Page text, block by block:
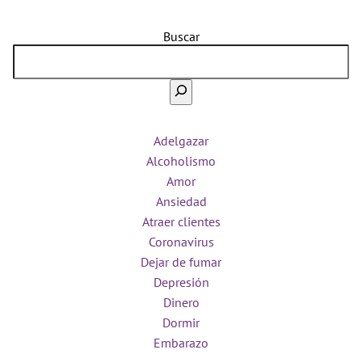
Buscar
Adelgazar
Alcoholismo
Amor
Ansiedad
Atraer clientes
Coronavirus
Dejar de fumar
Depresión
Dinero
Dormir
Embarazo